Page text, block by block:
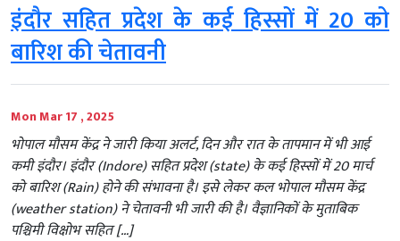
इंदौर सहित प्रदेश के कई हिस्सों में 20 को
बारिश की चेतावनी
Mon Mar 17 , 2025
भोपाल मौसम केंद्र ने जारी किया अलर्ट, दिन और रात के तापमान में भी आई
कमी इंदौर। इंदौर (Indore) सहित प्रदेश (state) के कई हिस्सों में 20 मार्च
को बारिश (Rain) होने की संभावना है। इसे लेकर कल भोपाल मौसम केंद्र
(weather station) ने चेतावनी भी जारी की है। वैज्ञानिकों के मुताबिक
पश्चिमी विक्षोभ सहित […]